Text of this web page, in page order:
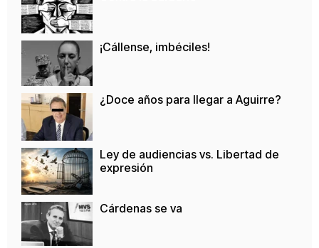
¡Cállense, imbéciles!
¿Doce años para llegar a Aguirre?
Ley de audiencias vs. Libertad de
expresión
Cárdenas se va